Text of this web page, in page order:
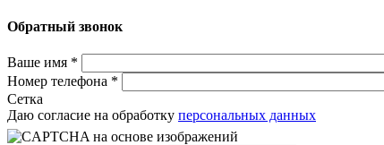
Обратный звонок
Ваше имя *
Номер телефона *
Сетка
Даю согласие на обработку персональных данных